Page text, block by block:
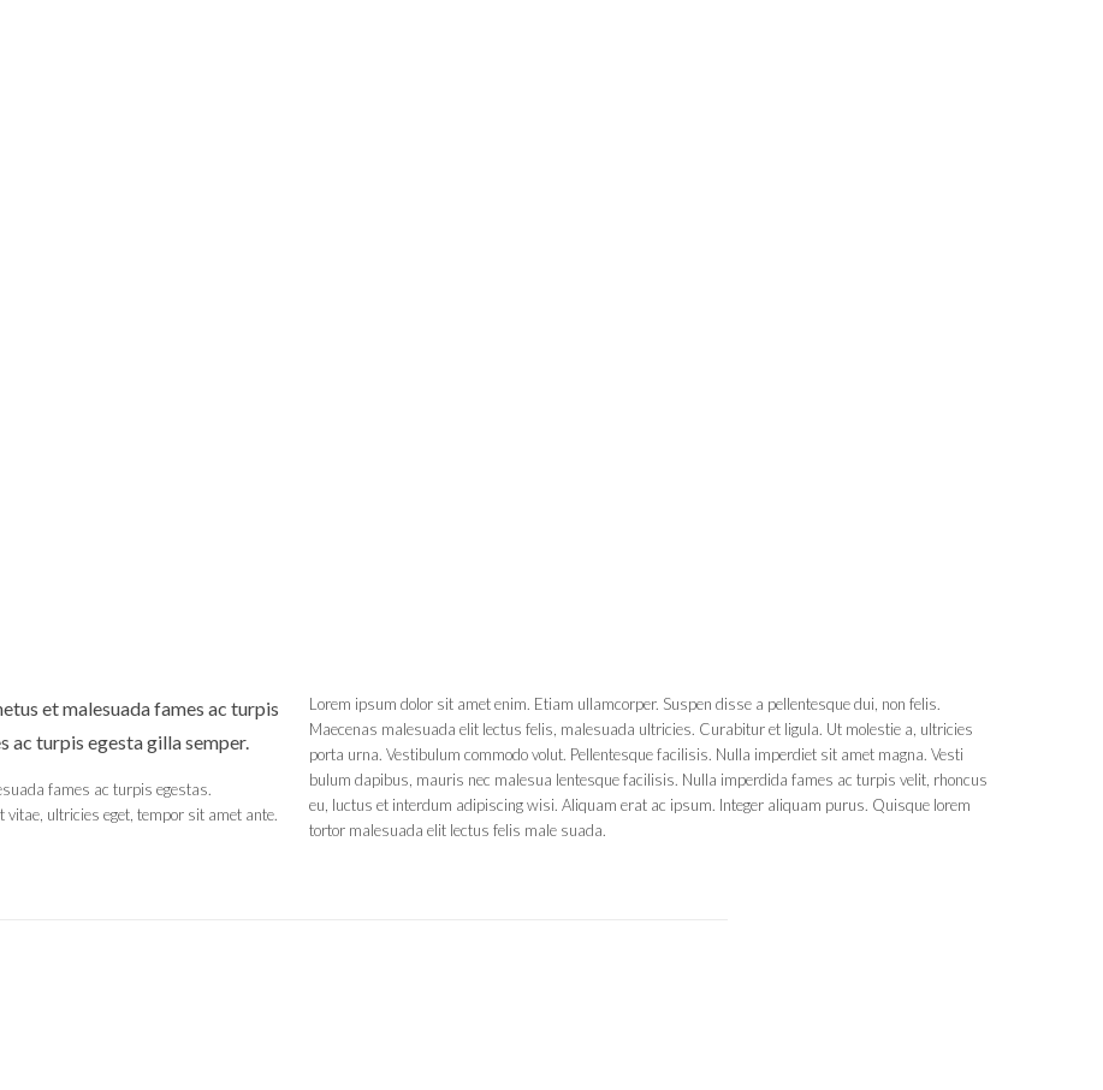
et malesuada fames ac turpis
ac turpis egesta gilla semper.
fames ac turpis egestas.
ultricies eget, tempor sit amet ante.
Lorem ipsum dolor sit amet enim. Etiam ullamcorper. Suspen disse a pellentesque dui, non felis.
Maecenas malesuada elit lectus felis, malesuada ultricies. Curabitur et ligula. Ut molestie a, ultricies
porta urna. Vestibulum commodo volut. Pellentesque facilisis. Nulla imperdiet sit amet magna. Vesti
bulum dapibus, mauris nec malesua lentesque facilisis. Nulla imperdida fames ac turpis velit, rhoncus
eu, luctus et interdum adipiscing wisi. Aliquam erat ac ipsum. Integer aliquam purus. Quisque lorem
tortor malesuada elit lectus felis male suada.